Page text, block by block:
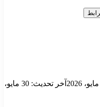
آخر تحديث: 30 مايو،